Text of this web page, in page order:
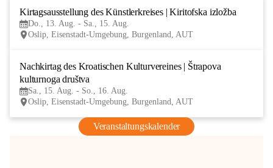
Kirtagsausstellung des Künstlerkreises | Kiritofska izložba
Do., 13. Aug. - Sa., 15. Aug.
Oslip, Eisenstadt-Umgebung, Burgenland, AUT
Nachkirtag des Kroatischen Kulturvereines | Štrapova
kulturnoga društva
Sa., 15. Aug. - So., 16. Aug.
Oslip, Eisenstadt-Umgebung, Burgenland, AUT
Veranstaltungskalender